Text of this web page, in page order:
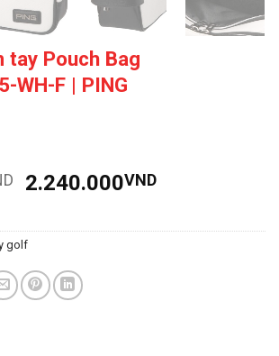
tay Pouch Bag
WH-F | PING
Giá
là:
2.490.000VND.
2.240.000VNDGiá
tại
golf